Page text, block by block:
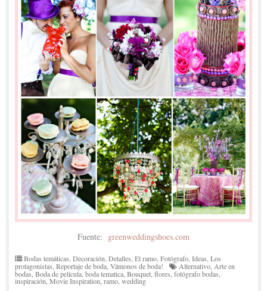
Fuente: greenweddingshoes.com
Bodas temáticas Decoración Detalles El ramo Fotógrafo Ideas Los
protagonistas Reportaje de boda Vámonos de boda! Alternativo Arte en
bodas Boda de película boda tematica Bouquet flores fotógrafo bodas
inspiración Movie Inspiration ramo wedding